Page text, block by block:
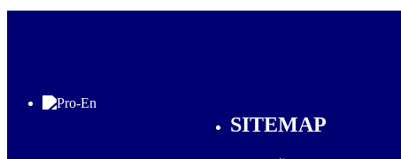
SITEMAP